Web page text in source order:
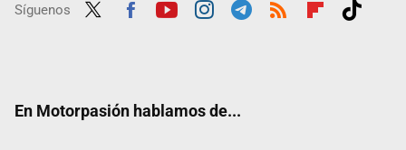
Síguenos
En Motorpasión hablamos de...